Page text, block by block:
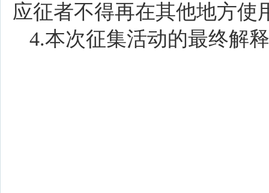
应征者不得再在其他地方使
4.本次征集活动的最终解